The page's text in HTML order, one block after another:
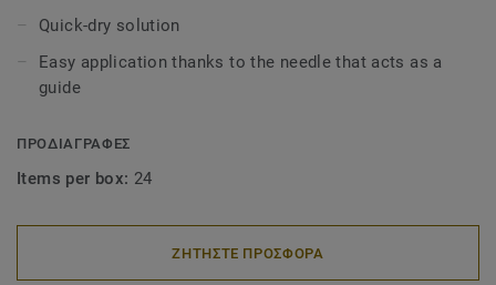
Quick-dry solution
Easy application thanks to the needle that acts as a
guide
ΠΡΟΔΙΑΓΡΑΦΕΣ
Items per box: 24
ΖΗΤΗΣΤΕ ΠΡΟΣΦΟΡΑ